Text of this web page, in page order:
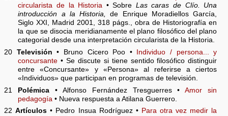
circularista de la Historia • Sobre Las caras de Clío. Una
introducción a la Historia, de Enrique Moradiellos García,
Siglo XXI, Madrid 2001, 318 págs., obra de Historiografía en
la que se disocia meridianamente el plano filosófico del plano
categorial desde una interpretación circularista de la Historia.
20 Televisión • Bruno Cicero Poo •
Individuo / persona... y
concursante • Se discute si tiene sentido filosófico distinguir
entre «Concursante» y «Persona» al referirse a ciertos
«Individuos» que participan en programas de televisión.
21 Polémica • Alfonso Fernández Tresguerres •Amor sin
pedagogía • Nueva respuesta a Atilana Guerrero.
22Artículos • Pedro Insua Rodríguez • Para otra vez medir la